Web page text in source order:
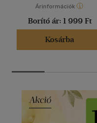
Árinformációk
Borító ár: 1 999 Ft
Kosárba